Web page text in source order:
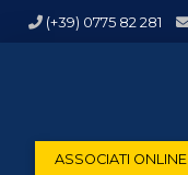
(+39) 0775 82 281
ASSOCIATI ONLINE